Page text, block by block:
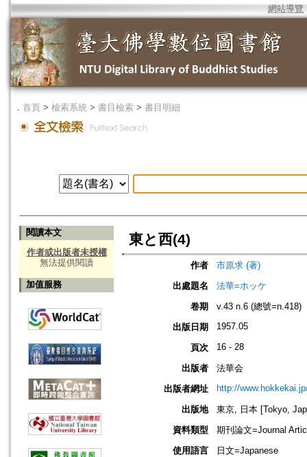
網站導覽
． 首頁 > 檢索系統 > 書目檢索 > 書目明細
閱讀本文
作者或出版者未授權
無法提供閱讀
加值服務
東と西(4)
作者
市原求 (著)
出處題名
法華=ホッケ
卷期
v.43 n.6 (總號=n.418)
出版日期
1957.05
頁次 16 - 28
出版者
法華会
出版者網址
http://
出版地
東京, 日本 [Tokyo,
資料類型
期刊論文=Journal
使用語言
日文=Japanese